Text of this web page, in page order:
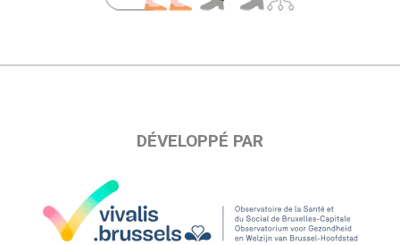
DÉVELOPPÉ PAR